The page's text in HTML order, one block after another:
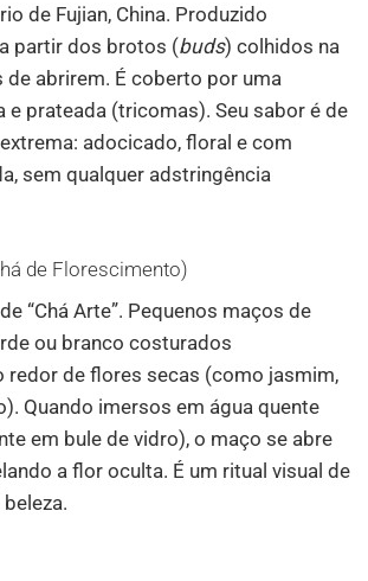
de Fujian, China. Produzido
partir dos brotos (buds) colhidos na
de abrirem. É coberto por uma
e prateada (tricomas). Seu sabor é de
adocicado, floral e com
sem qualquer adstringência
de Florescimento)
“Chá Arte”. Pequenos maços de
ou branco costurados
redor de flores secas (como jasmim,
Quando imersos em água quente
em bule de vidro), o maço se abre
a flor oculta. É um ritual visual de